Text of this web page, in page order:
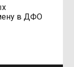
в ДФО